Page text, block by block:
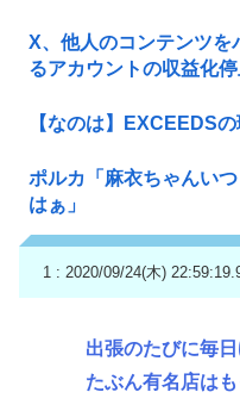
X、他人のコンテンツを
るアカウントの収益化
【なのは】EXCEEDS
ポルカ「麻衣ちゃんい
はぁ」
1 : 2020/09/24(木)
出張のたびに毎
たぶん有名店は